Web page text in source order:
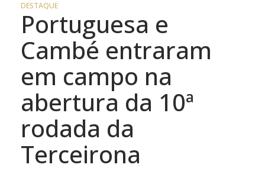
DESTAQUE
Portuguesa e
Cambé entraram
em campo na
abertura da 10ª
rodada da
Terceirona